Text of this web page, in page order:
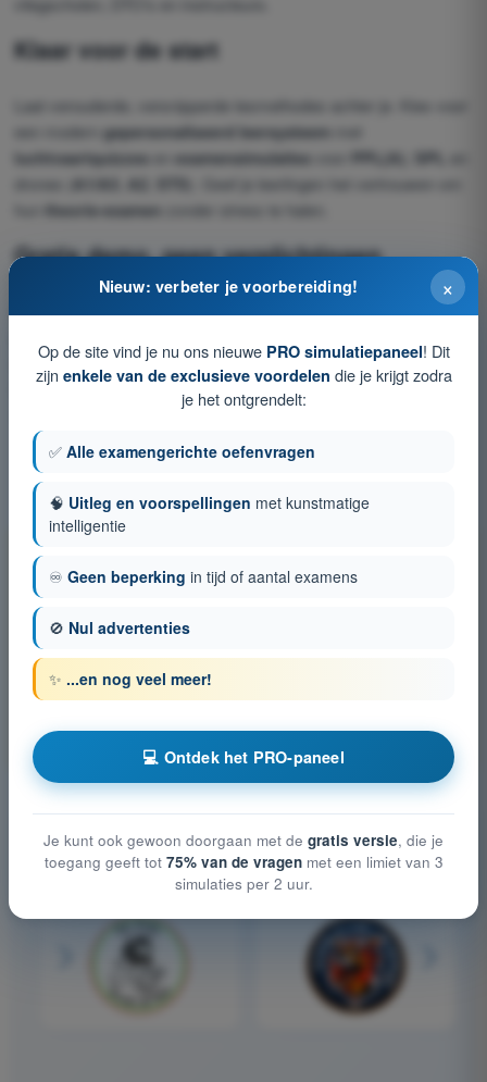
Klaar voor de start
Laat verouderde, versnipperde lesmethodes achter je. Kies voor
een modern gepersonaliseerd leersysteem
luchtvaartquizzes examensimulaties PPL(A) SPL
drones (
A1/A3 A2
). Geef je leerlingen het vertrouwen om
theorie-examen zonder stress te halen.
Gratisdemo, geen verplichtingen
Benieuwd hoe onsdashboardin de praktijk werkt? Probeer de
correctie envoortgangsstatistiekenhet leren van jouw
leerlingen versnellen. Vul het formulier hieronder in en begin
📄
Download de volledige presentatie
Bekijk in detail het aangepaste quizpaneel voor vliegscholen
⬇Download PDF
ZIJ KOZEN VOOR QUIZVDS
×
Nieuw: verbeter je voorbereiding!
Op de site vind je nu ons nieuwe PRO simulatiepaneel! Dit
zijn enkele van de exclusieve voordelen die je krijgt zodra
je het ontgrendelt:
✅ Alle examengerichte oefenvragen
🧠 Uitleg en voorspellingen met kunstmatige
intelligentie
♾️ Geen beperking in tijd of aantal examens
🚫 Nul advertenties
✨ ...en nog veel meer!
💻 Ontdek het PRO-paneel
Je kunt ook gewoon doorgaan met de gratis versie, die je
toegang geeft tot 75% van de vragenmet een limiet van 3
simulaties per 2 uur.